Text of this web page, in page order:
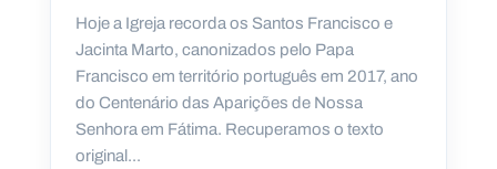
Hoje a Igreja recorda os Santos Francisco e
Jacinta Marto, canonizados pelo Papa
Francisco em território português em 2017, ano
do Centenário das Aparições de Nossa
Senhora em Fátima. Recuperamos o texto
original...
A
L
N
A
C
I
O
N
A
L
S